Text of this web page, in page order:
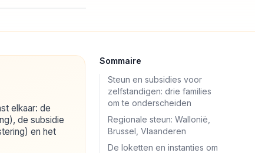
elkaar: de
de subsidie
en het
Sommaire
Steun en subsidies voor
zelfstandigen: drie families
om te onderscheiden
Regionale steun: Wallonië,
Brussel, Vlaanderen
De loketten en instanties om